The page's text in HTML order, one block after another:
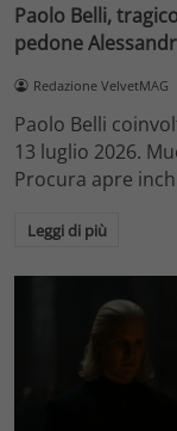
Paolo Belli,
pedone
Redazione VelvetMAG
Paolo Belli
13 luglio 2026.
Procura apre
Leggi di più